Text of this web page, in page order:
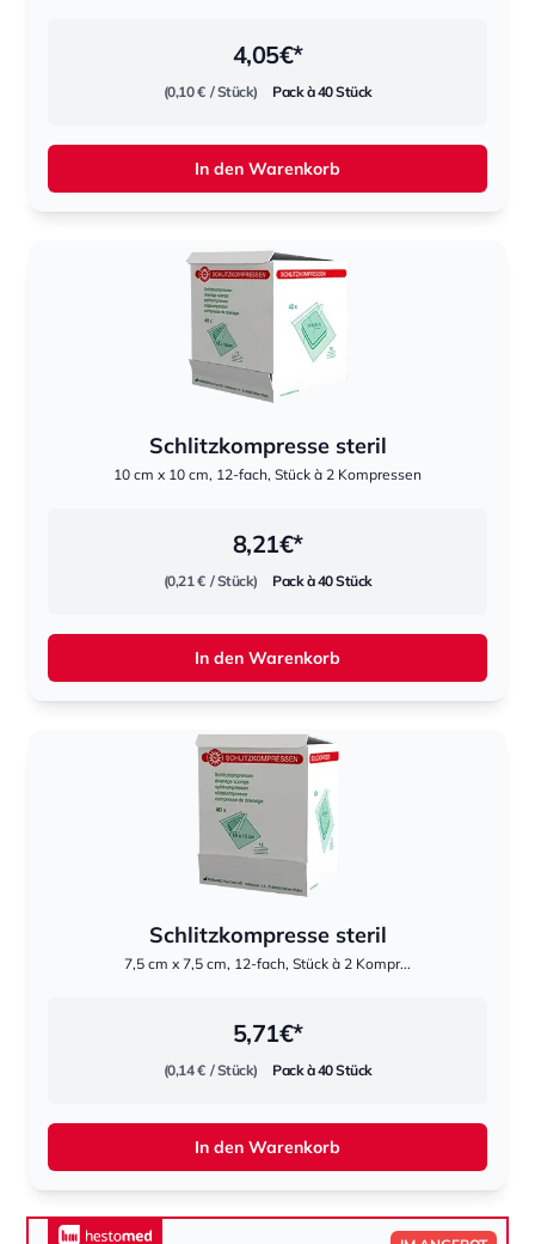
4,05€*
(0,10 € / Stück) Pack à 40 Stück
In den Warenkorb
Schlitzkompresse steril
10 cm x 10 cm, 12-fach, Stück à 2 Kompressen
8,21€*
(0,21 € / Stück) Pack à 40 Stück
In den Warenkorb
Schlitzkompresse steril
7,5 cm x 7,5 cm, 12-fach, Stück à 2 Kompr...
5,71€*
(0,14 € / Stück) Pack à 40 Stück
In den Warenkorb